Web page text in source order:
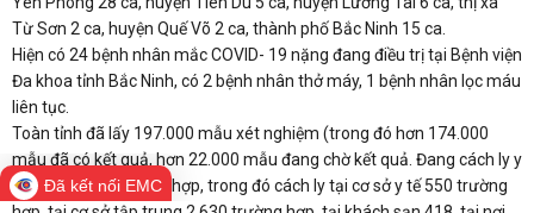
Từ Sơn 2 ca, huyện Quế Võ 2 ca, thành phố Bắc Ninh 15 ca.
Hiện có 24 bệnh nhân mắc COVID- 19 nặng đang điều trị tại Bệnh viện
Đa khoa tỉnh Bắc Ninh, có 2 bệnh nhân thở máy, 1 bệnh nhân lọc máu
liên tục.
Toàn tỉnh đã lấy 197.000 mẫu xét nghiệm (trong đó hơn 174.000
mẫu đã có kết quả, hơn 22.000 mẫu đang chờ kết quả. Đang cách ly y
tế gần 29.000 trường hợp, trong đó cách ly tại cơ sở y tế 550 trường
Đã kết nối EMC